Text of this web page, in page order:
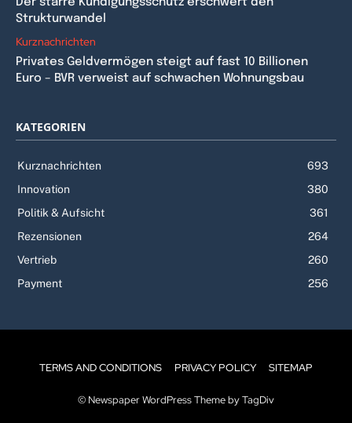
Strukturwandel
Kurznachrichten
Privates Geldvermögen steigt auf fast 10 Billionen
Euro – BVR verweist auf schwachen Wohnungsbau
KATEGORIEN
Kurznachrichten
693
Innovation
380
Politik & Aufsicht
361
Rezensionen
264
Vertrieb
260
Payment
256
TERMS AND CONDITIONS PRIVACY POLICY SITEMAP
© Newspaper WordPress Theme by TagDiv